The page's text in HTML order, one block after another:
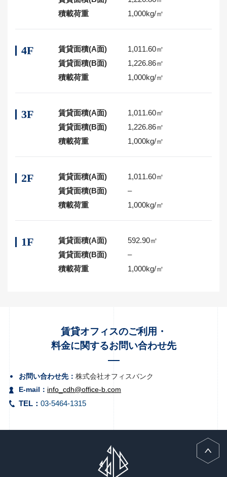
積載荷重
1,000kg/㎡
4F 賃貸面積(A面)
1,011.60㎡
賃貸面積(B面)
1,226.86㎡
積載荷重
1,000kg/㎡
3F 賃貸面積(A面)
1,011.60㎡
賃貸面積(B面)
1,226.86㎡
積載荷重
1,000kg/㎡
2F 賃貸面積(A面)
1,011.60㎡
賃貸面積(B面)
–
積載荷重
1,000kg/㎡
1F 賃貸面積(A面)
592.90㎡
賃貸面積(B面)
–
積載荷重
1,000kg/㎡
賃貸オフィスのご利用・
料金に関するお問い合わせ先
お問い合わせ先： 株式会社オフィスバンク
E-mail： info_cdh@office-b.com
TEL： 03-5464-1315